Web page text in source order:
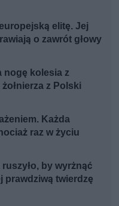
elitę. Jej
o zawrót głowy
nogę kolesia z
z Polski
Każda
raz w życiu
by wyrżnąć
prawdziwą twierdzę